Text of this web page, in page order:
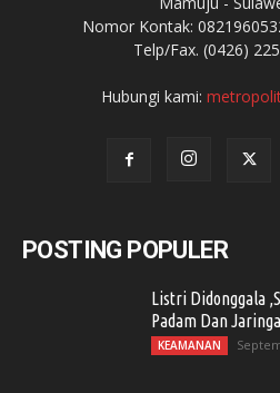
Nomor Kontak:
Telp/Fax. (0426)
Hubungi kami:
POSTING POPULER
Listri Didonggala
Padam Dan
KEAMANAN